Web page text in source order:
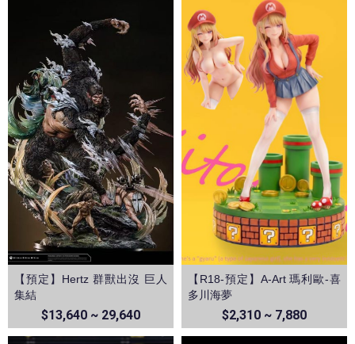
【預定】Hertz 群獸出沒 巨人
集結
$13,640 ~ 29,640
【R18-預定】A-Art 瑪利歐-喜
多川海夢
$2,310 ~ 7,880